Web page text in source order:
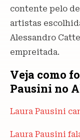
contente pelo
artistas
Alessandro
empreitada.
Veja como
Pausini no
Laura Pausini
Laura Pausini